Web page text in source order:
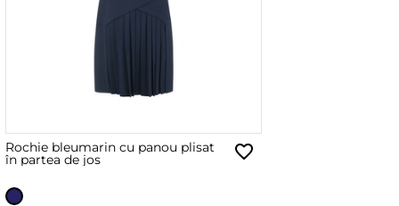
Rochie bleumarin cu panou plisat
în partea de jos